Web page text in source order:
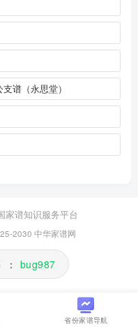
谱（永思堂）
家谱知识服务平台
2030 中华家谱网
： bug987
省份家谱导航